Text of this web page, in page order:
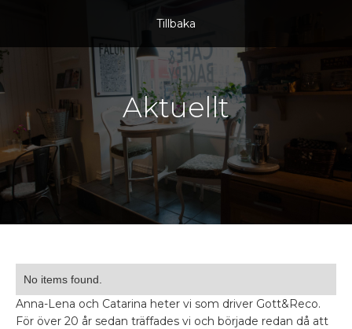
Tillbaka
Aktuellt
No items found.
Anna-Lena och Catarina heter vi som driver Gott&Reco.
För över 20 år sedan träffades vi och började redan då att